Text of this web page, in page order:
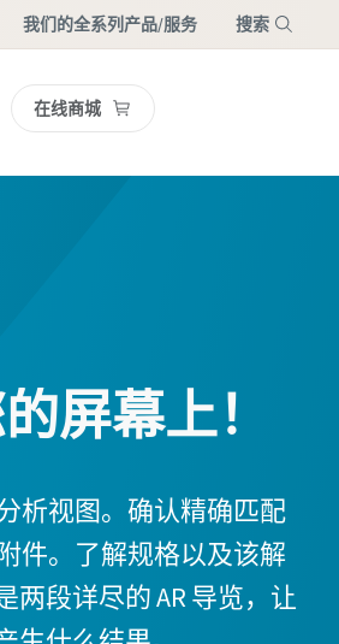
我们的全系列产品/服务 搜索
在线商城
屏幕上！
析视图。确认精确匹配
件。了解规格以及该解
段详尽的 AR 导览，让